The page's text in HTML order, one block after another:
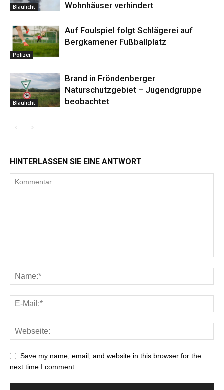
Blaulicht
Wohnhäuser verhindert
Polizei
Auf Foulspiel folgt Schlägerei auf
Bergkamener Fußballplatz
Blaulicht
Brand in Fröndenberger
Naturschutzgebiet – Jugendgruppe
beobachtet
HINTERLASSEN SIE EINE ANTWORT
Save my name, email, and website in this browser for the
next time I comment.